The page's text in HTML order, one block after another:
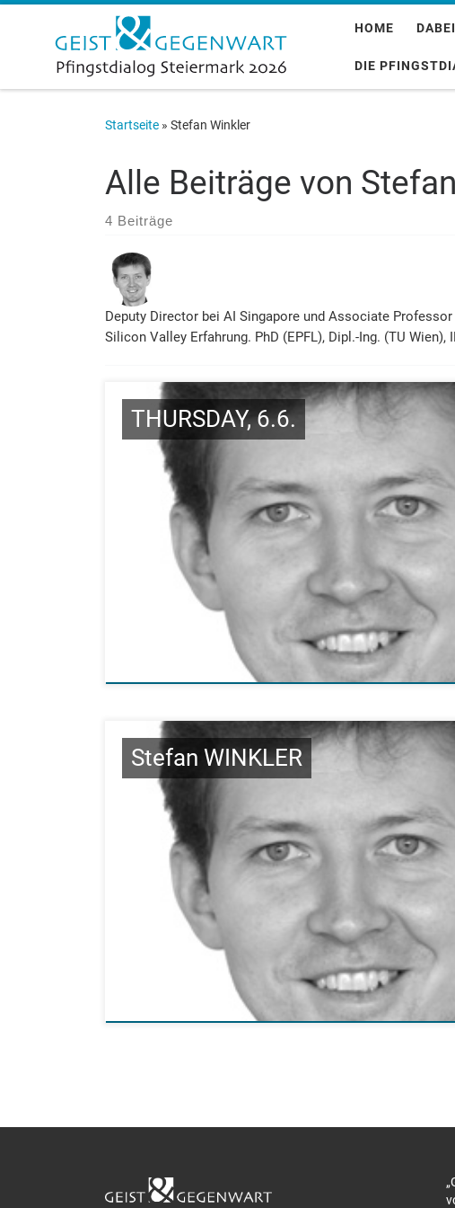
Zum Inhalt springen HOME
DIE
Startseite » Stefan Winkler
Alle Beiträge von
4 Beiträge
Deputy Director bei AI Singapore und Associate
Silicon Valley Erfahrung. PhD (EPFL), Dipl.-Ing. (TU Wien),
THURSDAY, 6.6.
Stefan WINKLER